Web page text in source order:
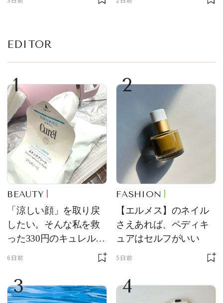
EDITOR
1
BEAUTY
「涼しい顔」を取り戻
したい。そんな私を救
った330円のキュレル名
6日前
2
FASHION
【エルメス】のネイル
さえあれば、ペディキ
ュアはセルフがいい
5日前
3 4